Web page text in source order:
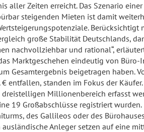
aller Zeiten erreicht. Das Szenario
steigenden Mieten ist damit
große Stabilität Deutschlands,
nachvollziehbar und rational“,
Marktgeschehen eindeutig von Büro-
Gesamtergebnis beigetragen haben.
€ entfallen, standen im Fokus der
Millionenbereich erfasst
19 Großabschlüsse registriert
des Gallileos oder des
ausländische Anleger setzen auf eine